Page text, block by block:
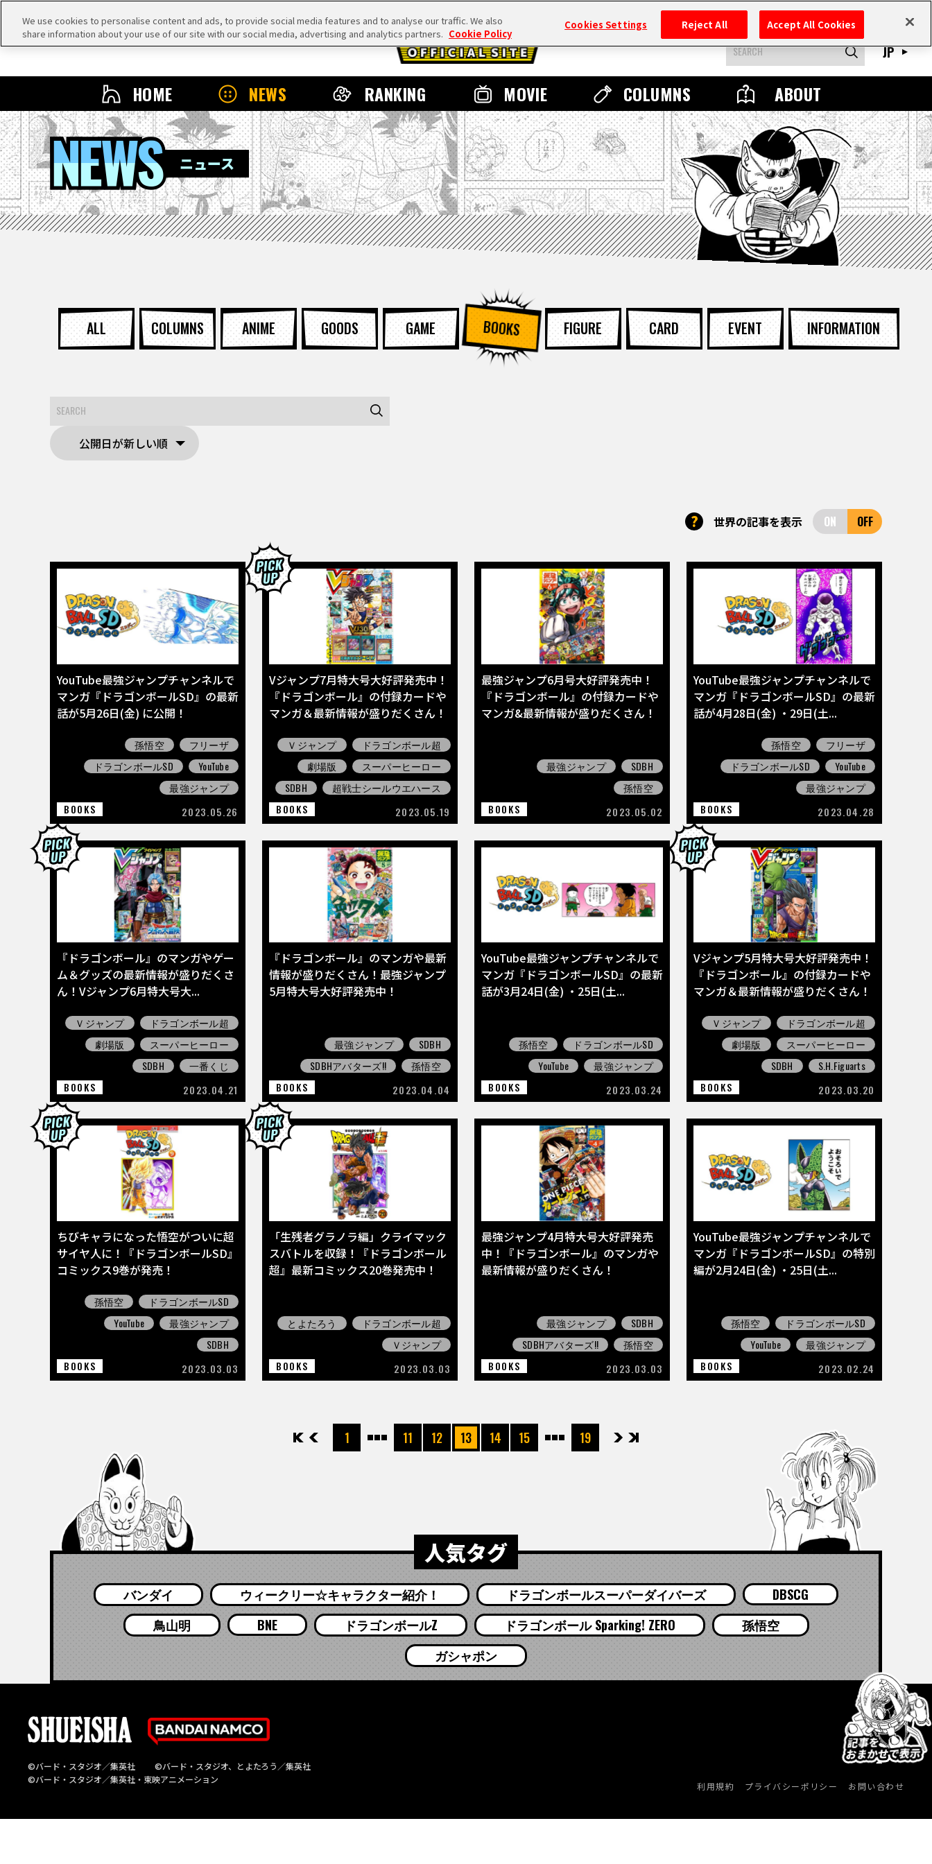
HOME NEWS RANKING MOVIE COLUMNS ABOUT
JP
NEWS
ニュース
ALL COLUMNS ANIME GOODS GAME BOOKS FIGURE CARD EVENT INFORMATION
公開日が新しい順
? 世界の記事を表示
YouTube最強ジャンプチャンネルで
マンガ『ドラゴンボールSD』の最新
話が5月26日(金) に公開！
孫悟空
フリーザ
ドラゴンボールSD
YouTube
最強ジャンプ
BOOKS
2023.05.26
Vジャンプ7月特大号大好評発売中！
『ドラゴンボール』の付録カードや
マンガ＆最新情報が盛りだくさん！
Ｖジャンプ
ドラゴンボール超
劇場版
スーパーヒーロー
SDBH
超戦士シールウエハース
BOOKS
2023.05.19
最強ジャンプ6月号大好評発売中！
『ドラゴンボール』の付録カードや
マンガ&最新情報が盛りだくさん！
最強ジャンプ
SDBH
孫悟空
BOOKS
2023.05.02
YouTube最強ジャンプチャンネルで
マンガ『ドラゴンボールSD』の最新
話が4月28日(金) ・29日(土...
孫悟空
フリーザ
ドラゴンボールSD
YouTube
最強ジャンプ
BOOKS
2023.04.28
『ドラゴンボール』のマンガやゲー
ム＆グッズの最新情報が盛りだくさ
ん！Vジャンプ6月特大号大...
Ｖジャンプ
ドラゴンボール超
劇場版
スーパーヒーロー
SDBH
一番くじ
BOOKS
2023.04.21
『ドラゴンボール』のマンガや最新
情報が盛りだくさん！最強ジャンプ
5月特大号大好評発売中！
最強ジャンプ
SDBH
SDBHアバターズ!!
孫悟空
BOOKS
2023.04.04
YouTube最強ジャンプチャンネルで
マンガ『ドラゴンボールSD』の最新
話が3月24日(金) ・25日(土...
孫悟空
ドラゴンボールSD
YouTube
最強ジャンプ
BOOKS
2023.03.24
Vジャンプ5月特大号大好評発売中！
『ドラゴンボール』の付録カードや
マンガ＆最新情報が盛りだくさん！
Ｖジャンプ
ドラゴンボール超
劇場版
スーパーヒーロー
SDBH
S.H.Figuarts
BOOKS
2023.03.20
ちびキャラになった悟空がついに超
サイヤ人に！『ドラゴンボールSD』
コミックス9巻が発売！
孫悟空
ドラゴンボールSD
YouTube
最強ジャンプ
SDBH
BOOKS
2023.03.03
「生残者グラノラ編」クライマック
スバトルを収録！『ドラゴンボール
超』最新コミックス20巻発売中！
とよたろう
ドラゴンボール超
Ｖジャンプ
BOOKS
2023.03.03
最強ジャンプ4月特大号大好評発売
中！『ドラゴンボール』のマンガや
最新情報が盛りだくさん！
最強ジャンプ
SDBH
SDBHアバターズ!!
孫悟空
BOOKS
2023.03.03
YouTube最強ジャンプチャンネルで
マンガ『ドラゴンボールSD』の特別
編が2月24日(金) ・25日(土...
孫悟空
ドラゴンボールSD
YouTube
最強ジャンプ
BOOKS
2023.02.24
先頭 1 11 12 13 14 15 19次へ 最後
人気タグ
バンダイ ウィークリー☆キャラクター紹介！ ドラゴンボールスーパーダイバーズ
DBSCG
鳥山明
BNE ドラゴンボールZ ドラゴンボール Sparking! ZERO
孫悟空
ガシャポン
©バード・スタジオ／集英社
©バード・スタジオ、とよたろう／集英社
©バード・スタジオ／集英社・東映アニメーション
利用規約 プライバシーポリシー お問い合わせ
We use cookies to personalise content and ads, to provide social media features and to analyse our traffic. We also
share information about your use of our site with our social media, advertising and analytics partners. Cookie Policy
Cookies Settings Reject All Accept All Cookies